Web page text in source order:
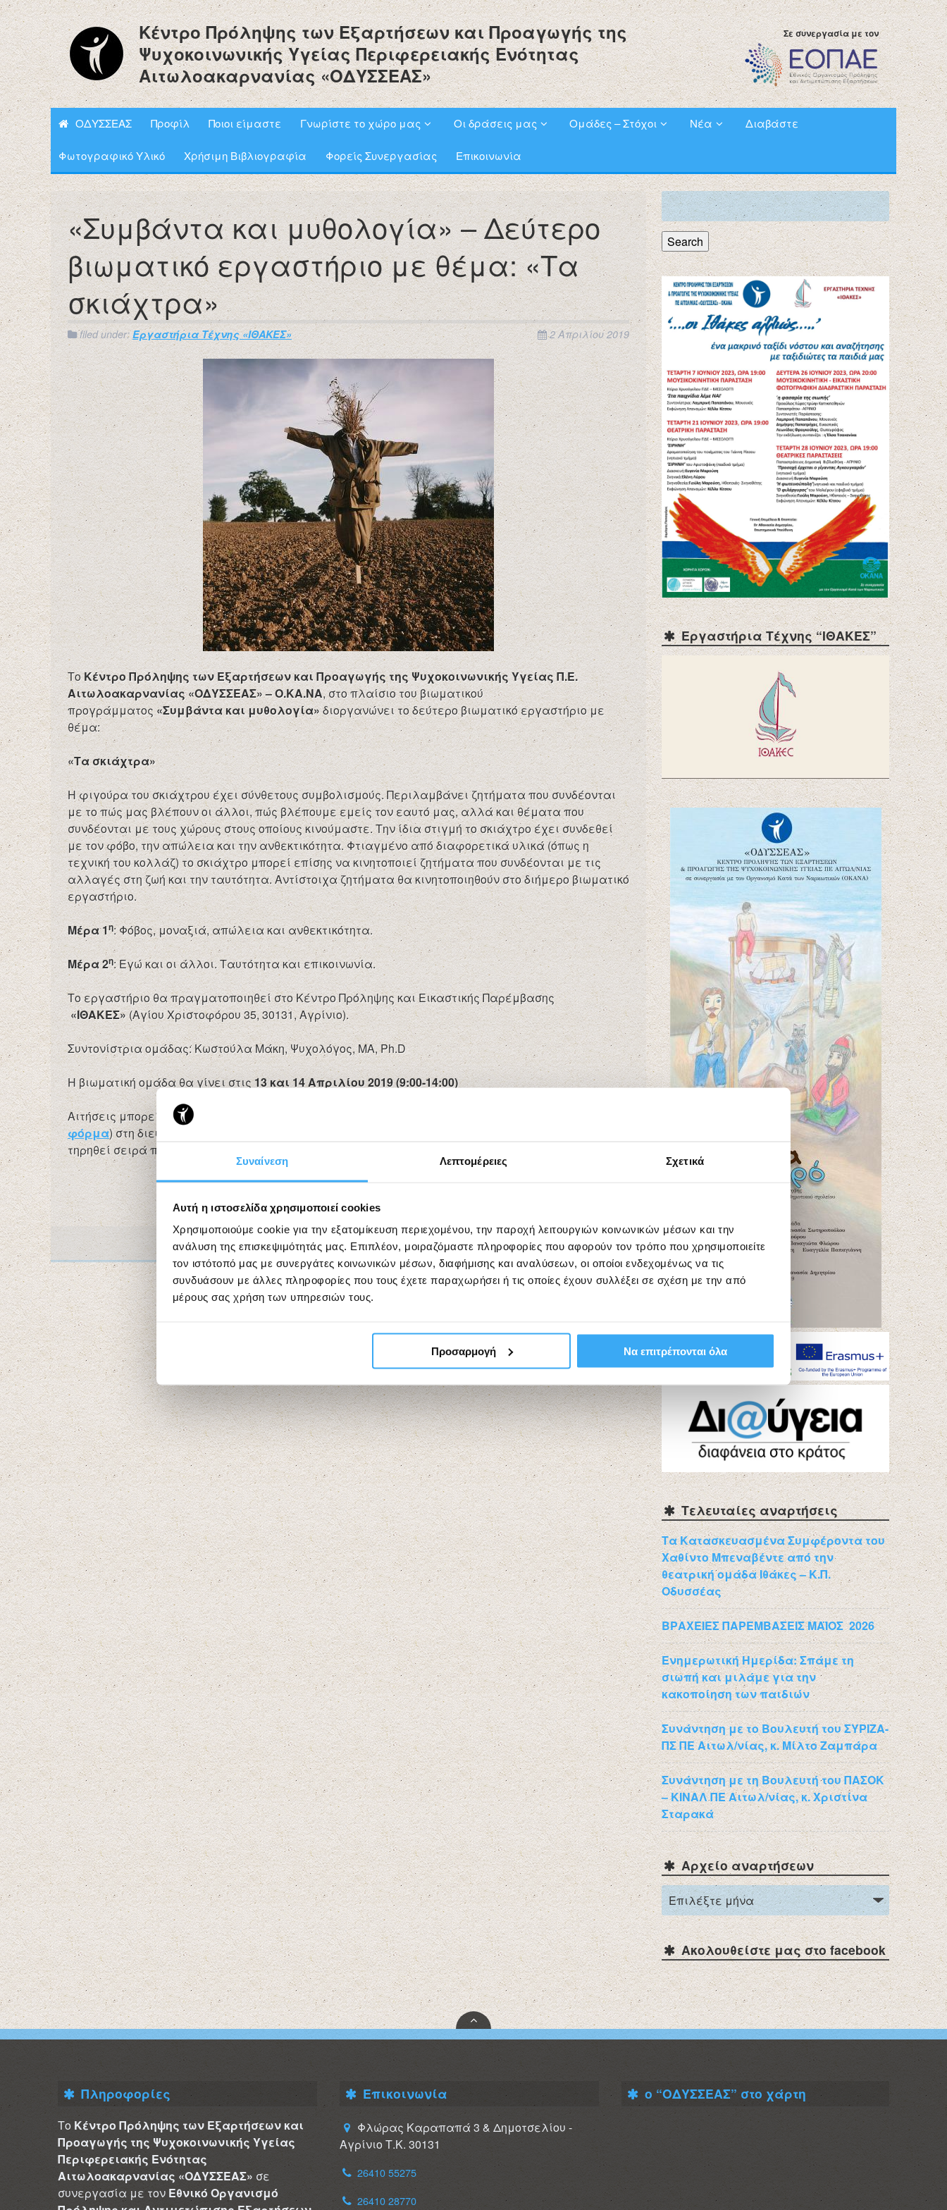
Συναίνεση Λεπτομέρειες Σχετικά
Αυτή η ιστοσελίδα χρησιμοποιεί cookies
Χρησιμοποιούμε cookie για την εξατομίκευση περιεχομένου, την παροχή λειτουργιών κοινωνικών μέσων και την
ανάλυση της επισκεψιμότητάς μας. Επιπλέον, μοιραζόμαστε πληροφορίες που αφορούν τον τρόπο που χρησιμοποιείτε
τον ιστότοπό μας με συνεργάτες κοινωνικών μέσων, διαφήμισης και αναλύσεων, οι οποίοι ενδεχομένως να τις
συνδυάσουν με άλλες πληροφορίες που τους έχετε παραχωρήσει ή τις οποίες έχουν συλλέξει σε σχέση με την από
μέρους σας χρήση των υπηρεσιών τους.
Προσαρμογή Να επιτρέπονται όλα
Κέντρο Πρόληψης των Εξαρτήσεων και Προαγωγής της
Ψυχοκοινωνικής Υγείας Περιφερειακής Ενότητας
Αιτωλοακαρνανίας «ΟΔΥΣΣΕΑΣ»
Σε συνεργασία με τον
ΟΔΥΣΣΕΑΣ Προφίλ Ποιοι είμαστε Γνωρίστε το χώρο μας Οι δράσεις μας Ομάδες – Στόχοι Νέα Διαβάστε
Φωτογραφικό Υλικό Χρήσιμη Βιβλιογραφία Φορείς Συνεργασίας Επικοινωνία
«Συμβάντα και μυθολογία» – Δεύτερο
βιωματικό εργαστήριο με θέμα: «Τα
σκιάχτρα»
2 Απριλίου 2019
filed under:Εργαστήρια Τέχνης «ΙΘΑΚΕΣ»
ΤοΚέντρο Πρόληψης των Εξαρτήσεων και Προαγωγής της Ψυχοκοινωνικής Υγείας Π.Ε.
Αιτωλοακαρνανίας «ΟΔΥΣΣΕΑΣ» – Ο.ΚΑ.ΝΑ, στο πλαίσιο του βιωματικού
προγράμματος «Συμβάντα και μυθολογία»διοργανώνει το δεύτερο βιωματικό εργαστήριο με
θέμα:
«Τα σκιάχτρα»
Η φιγούρα του σκιάχτρου έχει σύνθετους συμβολισμούς. Περιλαμβάνει ζητήματα που συνδέονται
με το πώς μας βλέπουν οι άλλοι, πώς βλέπουμε εμείς τον εαυτό μας, αλλά και θέματα που
συνδέονται με τους χώρους στους οποίους κινούμαστε. Την ίδια στιγμή το σκιάχτρο έχει συνδεθεί
με τον φόβο, την απώλεια και την ανθεκτικότητα. Φτιαγμένο από διαφορετικά υλικά (όπως η
τεχνική του κολλάζ) το σκιάχτρο μπορεί επίσης να κινητοποιεί ζητήματα που συνδέονται με τις
αλλαγές στη ζωή και την ταυτότητα. Αντίστοιχα ζητήματα θα κινητοποιηθούν στο διήμερο βιωματικό
εργαστήριο.
Μέρα 1η: Φόβος, μοναξιά, απώλεια και ανθεκτικότητα.
Μέρα 2η: Εγώ και οι άλλοι. Ταυτότητα και επικοινωνία.
Το εργαστήριο θα πραγματοποιηθεί στο Κέντρο Πρόληψης και Εικαστικής Παρέμβασης
«ΙΘΑΚΕΣ»(Αγίου Χριστοφόρου 35, 30131, Αγρίνιο).
Συντονίστρια ομάδας: Κωστούλα Μάκη, Ψυχολόγος, ΜΑ, Ph.D
Η βιωματική ομάδα θα γίνει στις13 και 14 Απριλίου 2019(9:00-14:00)
Αιτήσεις μπορείτε να αποστείλετε
φόρμα) στη διεύθυνση
τηρηθεί σειρά προτεραιότητας (έως 17 άτομα).
Search
for:
Search
Εργαστήρια Τέχνης “ΙΘΑΚΕΣ”
Τελευταίες αναρτήσεις
Τα Κατασκευασμένα Συμφέροντα του
Χαθίντο Μπεναβέντε από την
θεατρική ομάδα Ιθάκες – Κ.Π.
Οδυσσέας
ΒΡΑΧΕΙΕΣ ΠΑΡΕΜΒΑΣΕΙΣ ΜΑΪΟΣ 2026
Ενημερωτική Ημερίδα: Σπάμε τη
σιωπή και μιλάμε για την
κακοποίηση των παιδιών
Συνάντηση με το Βουλευτή του ΣΥΡΙΖΑ-
ΠΣ ΠΕ Αιτωλ/νίας, κ. Μίλτο Ζαμπάρα
Συνάντηση με τη Βουλευτή του ΠΑΣΟΚ
– ΚΙΝΑΛ ΠΕ Αιτωλ/νίας, κ. Χριστίνα
Σταρακά
Αρχείο αναρτήσεων
Ακολουθείστε μας στο facebook
Πληροφορίες
Το Κέντρο Πρόληψης των Εξαρτήσεων και
Προαγωγής της Ψυχοκοινωνικής Υγείας
Περιφερειακής Ενότητας
Αιτωλοακαρνανίας «ΟΔΥΣΣΕΑΣ» σε
συνεργασία με τον Εθνικό Οργανισμό
Επικοινωνία
Φλώρας Καραπαπά 3 & Δημοτσελίου -
Αγρίνιο Τ.Κ. 30131
26410 55275
26410 28770
ο “ΟΔΥΣΣΕΑΣ” στο χάρτη